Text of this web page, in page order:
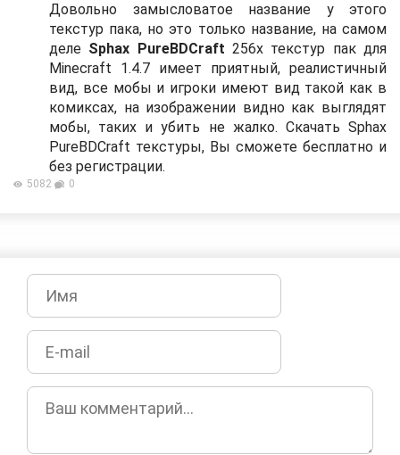
Довольно замысловатое название у этого
текстур пака, но это только название, на самом
деле Sphax PureBDCraft256x текстур пак для
Minecraft 1.4.7 имеет приятный, реалистичный
вид, все мобы и игроки имеют вид такой как в
комиксах, на изображении видно как выглядят
мобы, таких и убить не жалко. Скачать Sphax
PureBDCraft текстуры, Вы сможете бесплатно и
без регистрации.
5082 0